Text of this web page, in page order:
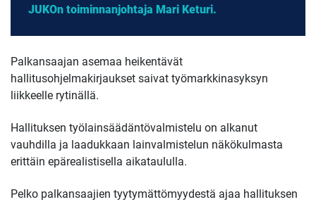
JUKOn toiminnanjohtaja Mari Keturi.
Palkansaajan asemaa heikentävät
hallitusohjelmakirjaukset saivat työmarkkinasyksyn
liikkeelle rytinällä.
Hallituksen työlainsäädäntövalmistelu on alkanut
vauhdilla ja laadukkaan lainvalmistelun näkökulmasta
erittäin epärealistisella aikataululla.
Pelko palkansaajien tyytymättömyydestä ajaa hallituksen